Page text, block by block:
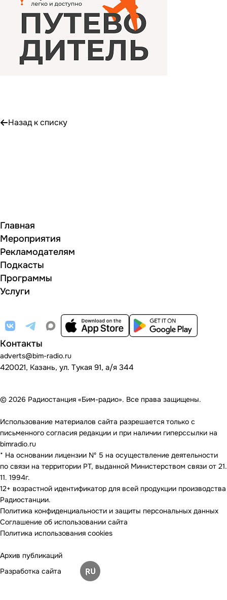
Назад к списку
Главная
Мероприятия
Рекламодателям
Подкасты
Программы
Услуги
Контакты
adverts@bim-radio.ru
420021, Казань, ул. Тукая 91, а/я 344
© 2026 Радиостанция «Бим-радио». Все права защищены.
Использование материалов сайта разрешается только с
письменного согласия редакции и при наличии гиперссылки на
bimradio.ru
* На основании лицензии Nº 5 на осуществление деятельности
по связи на территории РТ, выданной Министерством связи от 21.
11. 1994г.
12+ возрастной идентификатор для всей продукции производства
Радиостанции.
Политика конфиденциальности и защиты персональных данных
Соглашение об использовании сайта
Политика использования cookies
Архив публикаций
Разработка сайта